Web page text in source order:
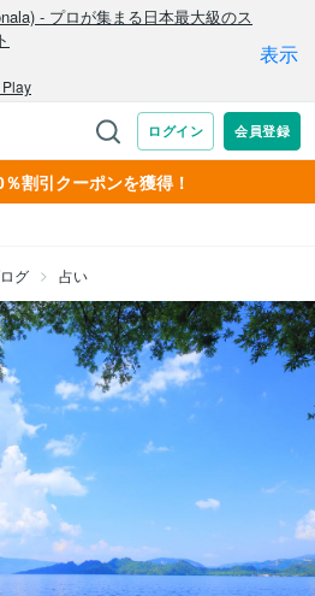
割引クーポンを獲得！
グ 占い